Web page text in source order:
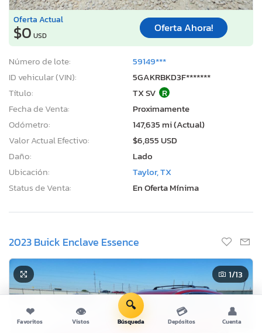
Oferta Actual
$0 USD
Oferta Ahora!
Número de lote:
59149***
ID vehicular (VIN):
5GAKRBKD3F*******
Título:
TX SV R
Fecha de Venta:
Proximamente
Odómetro:
147,635 mi (Actual)
Valor Actual Efectivo:
$6,855 USD
Daño:
Lado
Ubicación:
Taylor, TX
Status de Venta:
En Oferta Mínima
2023 Buick Enclave Essence
1/13
❤
Favoritos
👁
Vistos
🔍
Búsqueda
💳
Depósitos
👤
Cuenta